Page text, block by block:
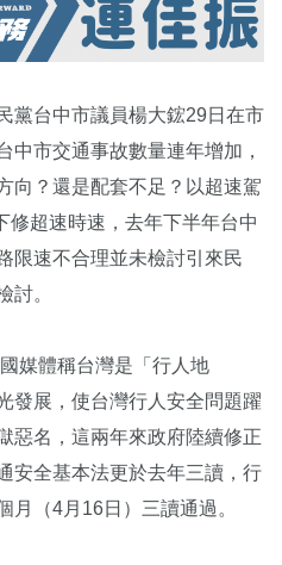
黨台中市議員楊大鋐29日在市
中市交通事故數量連年增加，
向？還是配套不足？以超速駕
修超速時速，去年下半年台中
限速不合理並未檢討引來民
討。
媒體稱台灣是「行人地
發展，使台灣行人安全問題躍
惡名，這兩年來政府陸續修正
安全基本法更於去年三讀，行
月（4月16日）三讀通過。